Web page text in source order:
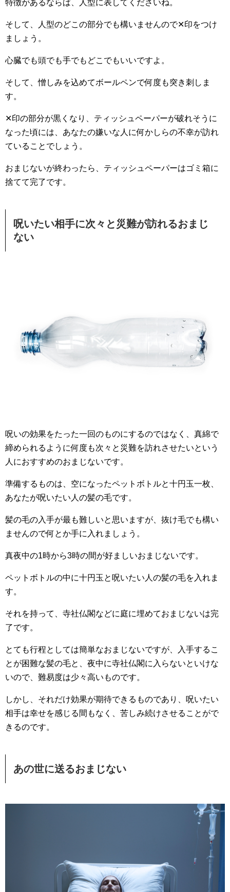
特徴があるならば、人型に表してくださいね。
そして、人型のどこの部分でも構いませんので✕印をつけ
ましょう。
心臓でも頭でも手でもどこでもいいですよ。
そして、憎しみを込めてボールペンで何度も突き刺しま
す。
✕印の部分が黒くなり、ティッシュペーパーが破れそうに
なった頃には、あなたの嫌いな人に何かしらの不幸が訪れ
ていることでしょう。
おまじないが終わったら、ティッシュペーパーはゴミ箱に
捨てて完了です。
呪いたい相手に次々と災難が訪れるおまじ
ない
呪いの効果をたった一回のものにするのではなく、真綿で
締められるように何度も次々と災難を訪れさせたいという
人におすすめのおまじないです。
準備するものは、空になったペットボトルと十円玉一枚、
あなたが呪いたい人の髪の毛です。
髪の毛の入手が最も難しいと思いますが、抜け毛でも構い
ませんので何とか手に入れましょう。
真夜中の1時から3時の間が好ましいおまじないです。
ペットボトルの中に十円玉と呪いたい人の髪の毛を入れま
す。
それを持って、寺社仏閣などに庭に埋めておまじないは完
了です。
とても行程としては簡単なおまじないですが、入手するこ
とが困難な髪の毛と、夜中に寺社仏閣に入らないといけな
いので、難易度は少々高いものです。
しかし、それだけ効果が期待できるものであり、呪いたい
相手は幸せを感じる間もなく、苦しみ続けさせることがで
きるのです。
あの世に送るおまじない